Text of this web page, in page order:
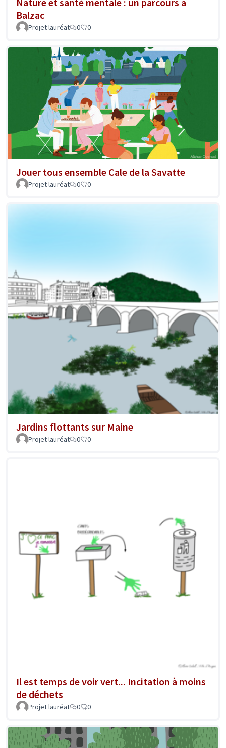
Balzac
Projet lauréat 0 0
Jouer tous ensemble Cale de la Savatte
Projet lauréat 0 0
Jardins flottants sur Maine
Projet lauréat 0 0
Il est temps de voir vert... Incitation à moins
de déchets
Projet lauréat 0 0